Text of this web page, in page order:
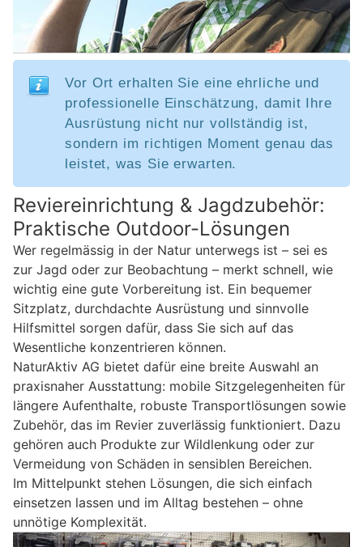
Vor Ort erhalten Sie eine ehrliche und
professionelle Einschätzung, damit Ihre
Ausrüstung nicht nur vollständig ist,
sondern im richtigen Moment genau das
leistet, was Sie erwarten.
Reviereinrichtung & Jagdzubehör:
Praktische Outdoor-Lösungen
Wer regelmässig in der Natur unterwegs ist – sei es
zur Jagd oder zur Beobachtung – merkt schnell, wie
wichtig eine gute Vorbereitung ist. Ein bequemer
Sitzplatz, durchdachte Ausrüstung und sinnvolle
Hilfsmittel sorgen dafür, dass Sie sich auf das
Wesentliche konzentrieren können.
NaturAktiv AG bietet dafür eine breite Auswahl an
praxisnaher Ausstattung: mobile Sitzgelegenheiten für
längere Aufenthalte, robuste Transportlösungen sowie
Zubehör, das im Revier zuverlässig funktioniert. Dazu
gehören auch Produkte zur Wildlenkung oder zur
Vermeidung von Schäden in sensiblen Bereichen.
Im Mittelpunkt stehen Lösungen, die sich einfach
einsetzen lassen und im Alltag bestehen – ohne
unnötige Komplexität.